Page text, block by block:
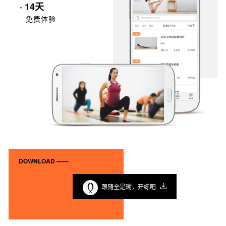
· 14天
免费体验
DOWNLOAD ——
跟随全是瑜，开练吧